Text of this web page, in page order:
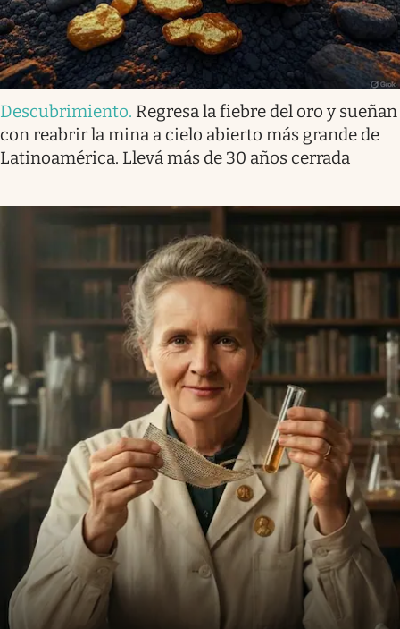
Descubrimiento. Regresa la fiebre del oro y sueñan
con reabrir la mina a cielo abierto más grande de
Latinoamérica. Llevá más de 30 años cerrada